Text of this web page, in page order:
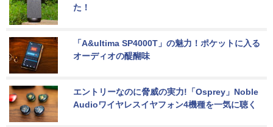
た！
「A&ultima SP4000T」の魅力！ポケットに入る
オーディオの醍醐味
エントリーなのに脅威の実力!「Osprey」Noble
Audioワイヤレスイヤフォン4機種を一気に聴く